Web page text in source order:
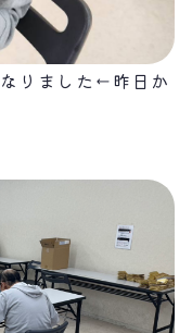
りました←昨日か